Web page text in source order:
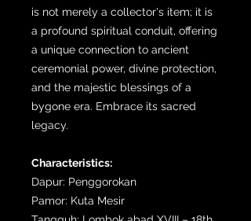
is not merely a collector's item; it is
a profound spiritual conduit, offering
a unique connection to ancient
ceremonial power, divine protection,
and the majestic blessings of a
bygone era. Embrace its sacred
legacy.
Characteristics:
Dapur: Penggorokan
Pamor: Kuta Mesir